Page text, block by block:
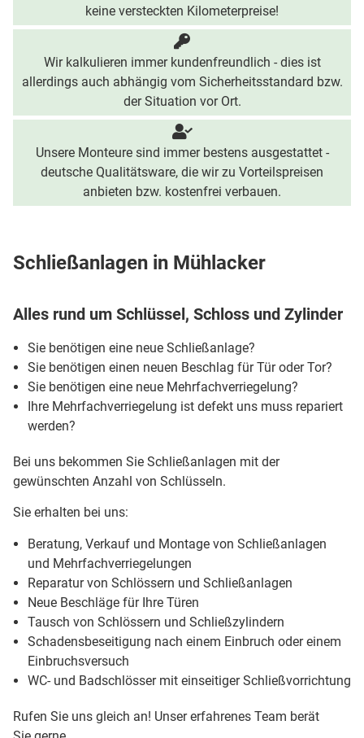
keine versteckten Kilometerpreise!
Wir kalkulieren immer kundenfreundlich - dies ist
allerdings auch abhängig vom Sicherheitsstandard bzw.
der Situation vor Ort.
Unsere Monteure sind immer bestens ausgestattet -
deutsche Qualitätsware, die wir zu Vorteilspreisen
anbieten bzw. kostenfrei verbauen.
Schließanlagen in Mühlacker
Alles rund um Schlüssel, Schloss und Zylinder
Sie benötigen eine neue Schließanlage?
Sie benötigen einen neuen Beschlag für Tür oder Tor?
Sie benötigen eine neue Mehrfachverriegelung?
Ihre Mehrfachverriegelung ist defekt uns muss repariert
werden?
Bei uns bekommen Sie Schließanlagen mit der
gewünschten Anzahl von Schlüsseln.
Sie erhalten bei uns:
Beratung, Verkauf und Montage von Schließanlagen
und Mehrfachverriegelungen
Reparatur von Schlössern und Schließanlagen
Neue Beschläge für Ihre Türen
Tausch von Schlössern und Schließzylindern
Schadensbeseitigung nach einem Einbruch oder einem
Einbruchsversuch
WC- und Badschlösser mit einseitiger Schließvorrichtung
Rufen Sie uns gleich an! Unser erfahrenes Team berät